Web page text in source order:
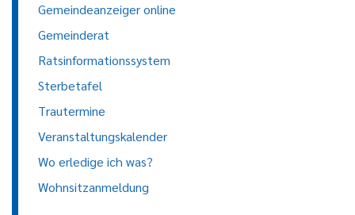
Gemeindeanzeiger online
Gemeinderat
Ratsinformationssystem
Sterbetafel
Trautermine
Veranstaltungskalender
Wo erledige ich was?
Wohnsitzanmeldung